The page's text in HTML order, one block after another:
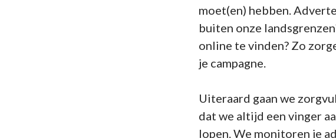
moet(en) hebben.
buiten onze
online te vinden? Zo
je campagne.
Uiteraard gaan we
dat we altijd een vinger
lopen. We monitoren je